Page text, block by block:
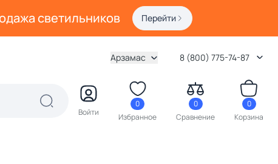
светильников Перейти
Арзамас 8 (800) 775-74-87
Войти
0
Избранное
0
Сравнение
0
Корзина